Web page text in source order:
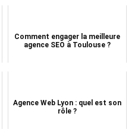
Comment engager la meilleure
agence SEO à Toulouse ?
Agence Web Lyon : quel est son
rôle ?